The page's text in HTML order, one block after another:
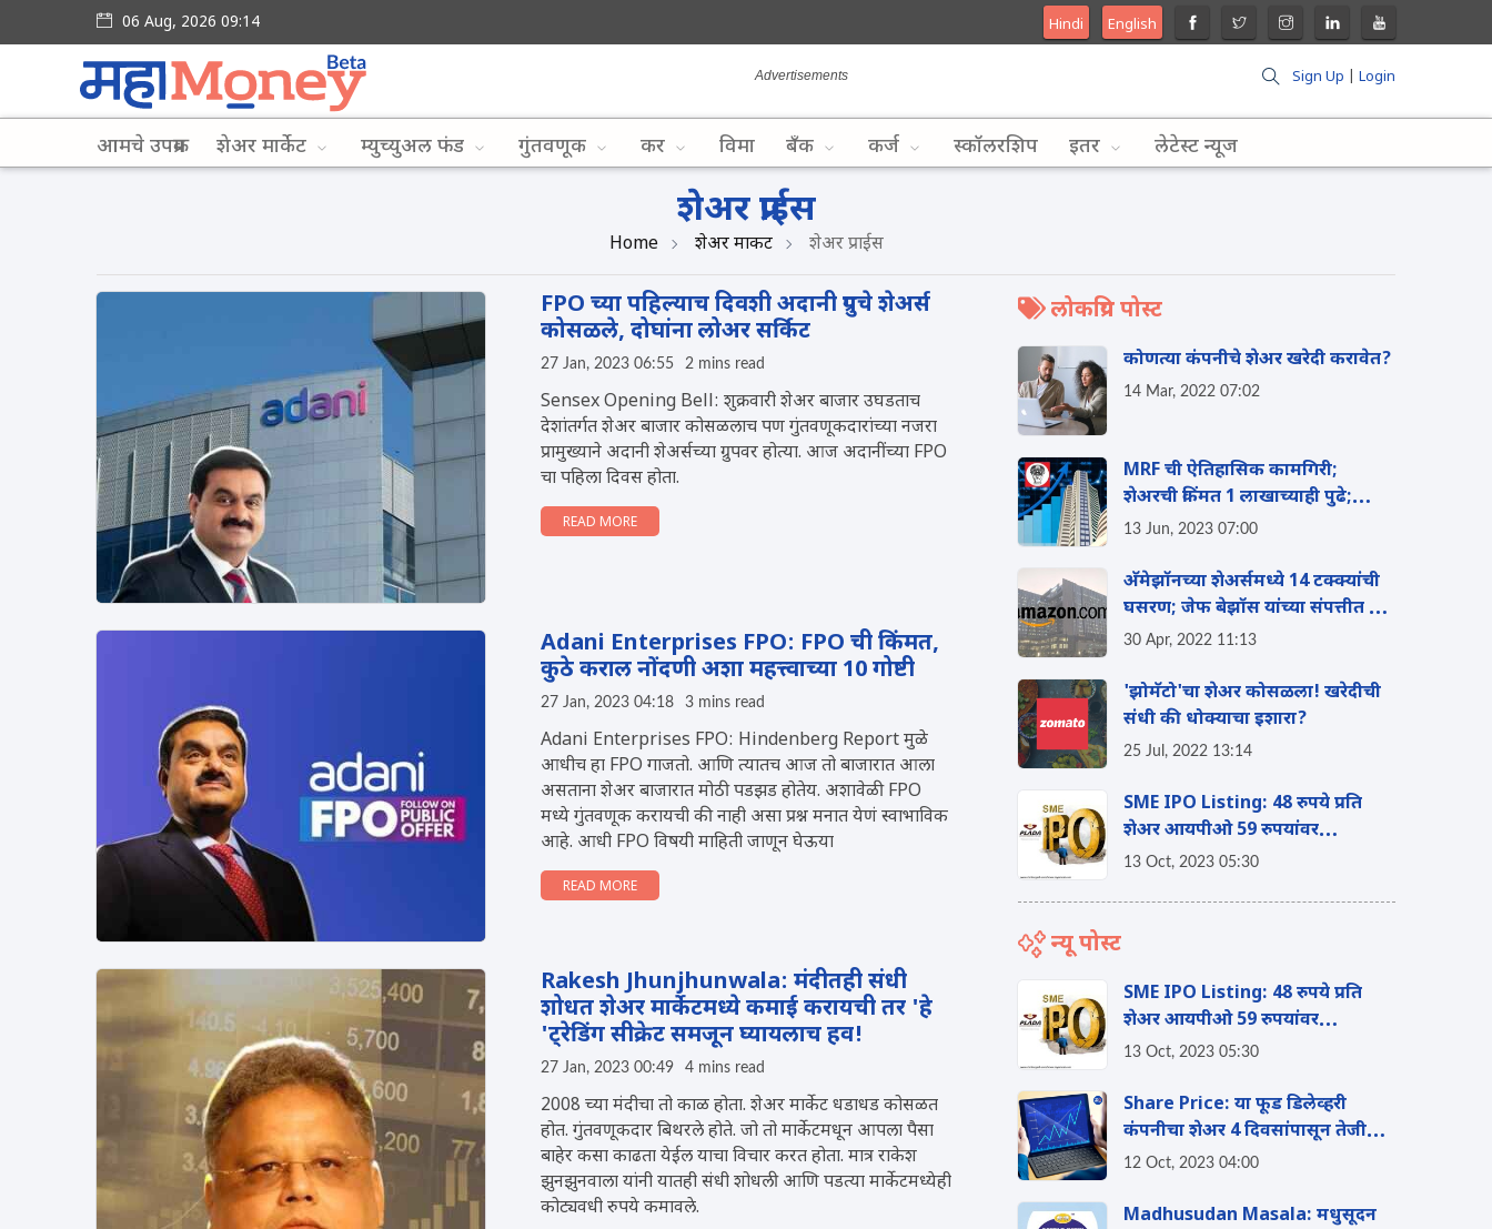
06 Aug, 2026 09:14 Hindi English
Sign Up Login
आमचे उपक्रम शेअर मार्केट म्युच्युअल फंड गुंतवणूक कर विमा बँक कर्ज स्कॉलरशिप इतर लेटेस्ट न्यूज
शेअर प्राईस
Home शेअर मार्केट शेअर प्राईस
FPO च्या पहिल्याच दिवशी अदानी ग्रुपचे शेअर्स
कोसळले, दोघांना लोअर सर्किट
27 Jan, 2023 06:55 2 mins read
Sensex Opening Bell: शुक्रवारी शेअर बाजार उघडताच
देशांतर्गत शेअर बाजार कोसळलाच पण गुंतवणूकदारांच्या नजरा
प्रामुख्याने अदानी शेअर्सच्या ग्रुपवर होत्या. आज अदानींच्या FPO
चा पहिला दिवस होता.
READ MORE
Adani Enterprises FPO: FPO ची किंमत,
कुठे कराल नोंदणी अशा महत्त्वाच्या 10 गोष्टी
27 Jan, 2023 04:18 3 mins read
Adani Enterprises FPO: Hindenberg Report मुळे
आधीच हा FPO गाजतो. आणि त्यातच आज तो बाजारात आला
असताना शेअर बाजारात मोठी पडझड होतेय. अशावेळी FPO
मध्ये गुंतवणूक करायची की नाही असा प्रश्न मनात येणं स्वाभाविक
आहे. आधी FPO विषयी माहिती जाणून घेऊया
READ MORE
Rakesh Jhunjhunwala: मंदीतही संधी
शोधत शेअर मार्केटमध्ये कमाई करायची तर 'हे
'ट्रेडिंग सीक्रेट समजून घ्यायलाच हव!
27 Jan, 2023 00:49 4 mins read
2008 च्या मंदीचा तो काळ होता. शेअर मार्केट धडाधड कोसळत
होत. गुंतवणूकदार बिथरले होते. जो तो मार्केटमधून आपला पैसा
बाहेर कसा काढता येईल याचा विचार करत होता. मात्र राकेश
झुनझुनवाला यांनी यातही संधी शोधली आणि पडत्या मार्केटमध्येही
कोट्यवधी रुपये कमावले.
लोकप्रिय पोस्ट
कोणत्या कंपनीचे शेअर खरेदी करावेत?
14 Mar, 2022 07:02
MRF ची ऐतिहासिक कामगिरी;
शेअरची किंमत 1 लाखाच्याही पुढे;
दलाल स्ट्रिटवरील सर्वात महागडी
13 Jun, 2023 07:00
अ‍ॅमेझॉनच्या शेअर्समध्ये 14 टक्क्यांची
घसरण; जेफ बेझॉस यांच्या संपत्तीत 44
अब्ज डॉलर्सची घट
30 Apr, 2022 11:13
'झोमॅटो'चा शेअर कोसळला! खरेदीची
संधी की धोक्याचा इशारा?
25 Jul, 2022 13:14
SME IPO Listing: 48 रुपये प्रति
शेअर आयपीओ 59 रुपयांवर
लिस्ट;पहिल्याच दिवशी 23 टक्क्यांचा
13 Oct, 2023 05:30
न्यू पोस्ट
SME IPO Listing: 48 रुपये प्रति
शेअर आयपीओ 59 रुपयांवर
लिस्ट;पहिल्याच दिवशी 23 टक्क्यांचा
13 Oct, 2023 05:30
Share Price: या फूड डिलेव्हरी
कंपनीचा शेअर 4 दिवसांपासून तेजीत;
किंमत 52 आठवड्यांच्या उच्चांकावर
12 Oct, 2023 04:00
Madhusudan Masala: मधुसूदन